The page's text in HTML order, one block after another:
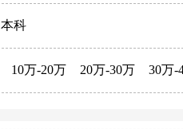
本科
10万-20万 20万-30万 30万-